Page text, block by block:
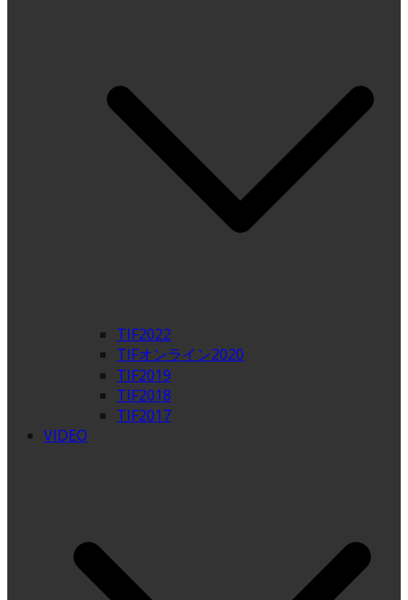
TIF2022
TIFオンライン2020
TIF2019
TIF2018
TIF2017
VIDEO